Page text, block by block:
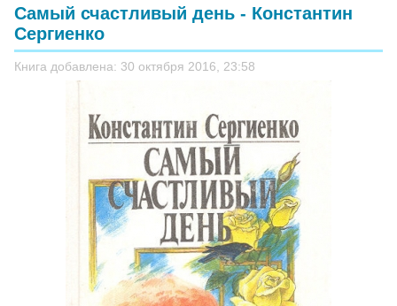
Самый счастливый день - Константин
Сергиенко
Книга добавлена: 30 октября 2016, 23:58